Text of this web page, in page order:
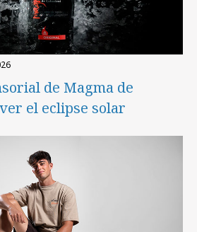
de Magma de
el eclipse solar